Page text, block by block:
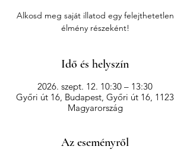
Alkosd meg saját illatod egy felejthetetlen
élmény részeként!
Idő és helyszín
2026. szept. 12. 10:30 – 13:30
Győri út 16, Budapest, Győri út 16, 1123
Magyarország
Az eseményről